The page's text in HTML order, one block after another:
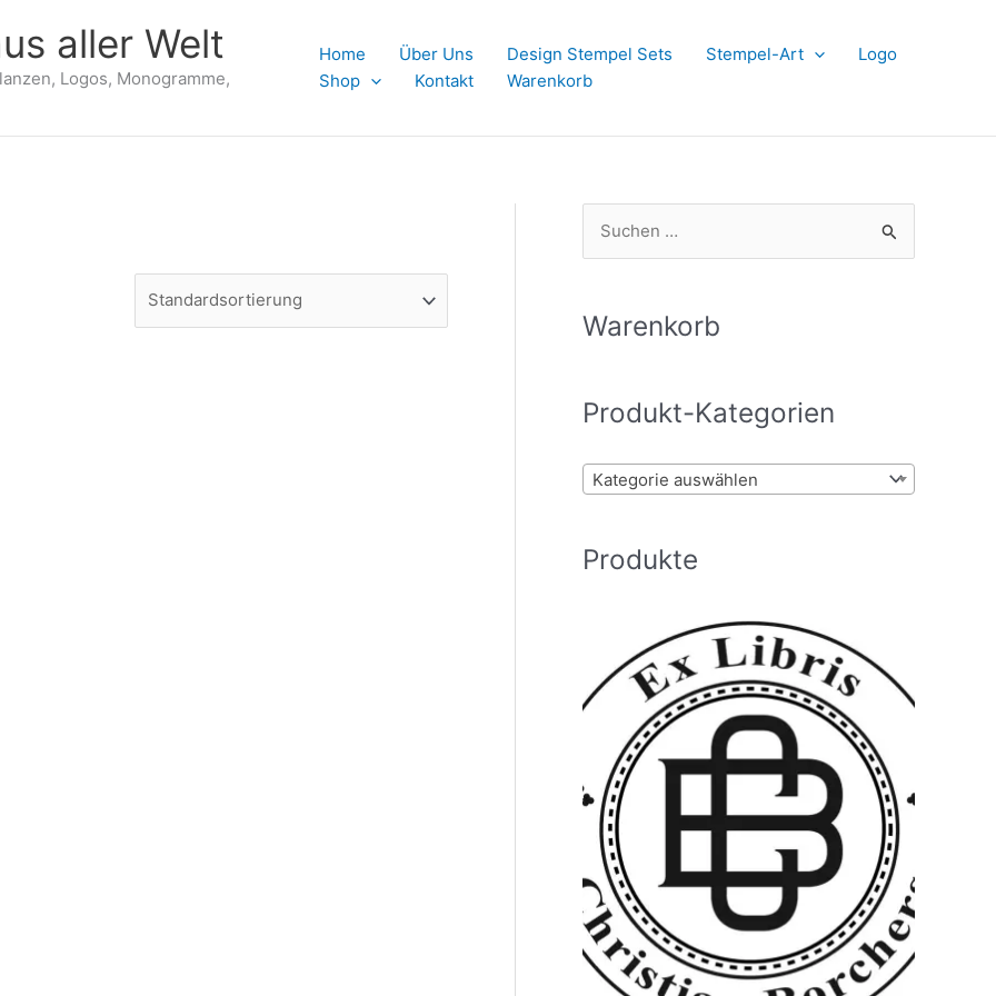
aller Welt
Logos, Monogramme,
Home Über Uns Design Stempel Sets Stempel-Art
Logo
Shop
Kontakt Warenkorb
h
n
:
Warenkorb
Produkt-Kategorien
Kategorie auswählen
Produkte